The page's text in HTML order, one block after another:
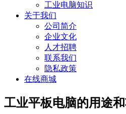
工业电脑知识
关于我们
公司简介
企业文化
人才招聘
联系我们
隐私政策
在线商城
工业平板电脑的用途